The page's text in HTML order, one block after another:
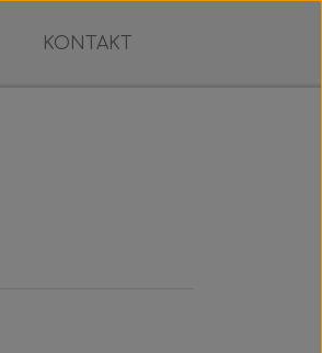
KONTAKT